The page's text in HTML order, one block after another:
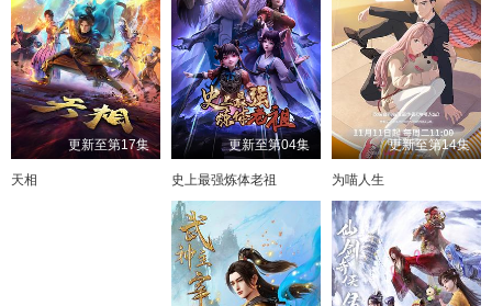
更新至第17集
天相
更新至第04集
史上最强炼体老祖
更新至第14集
为喵人生